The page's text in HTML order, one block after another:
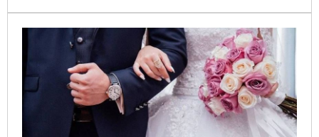
檢方已正式對參與運送與醫療過程的6名醫護人員展開
調查，以釐清事發責任。